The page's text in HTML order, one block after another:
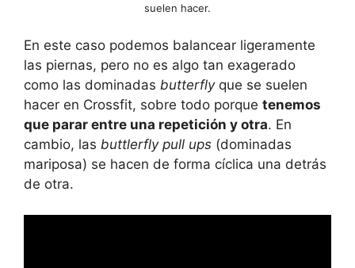
suelen hacer.
En este caso podemos balancear ligeramente
las piernas, pero no es algo tan exagerado
como las dominadas butterflyque se suelen
hacer en Crossfit, sobre todo porque tenemos
que parar entre una repetición y otra. En
cambio, las buttlerfly pull ups (dominadas
mariposa) se hacen de forma cíclica una detrás
de otra.